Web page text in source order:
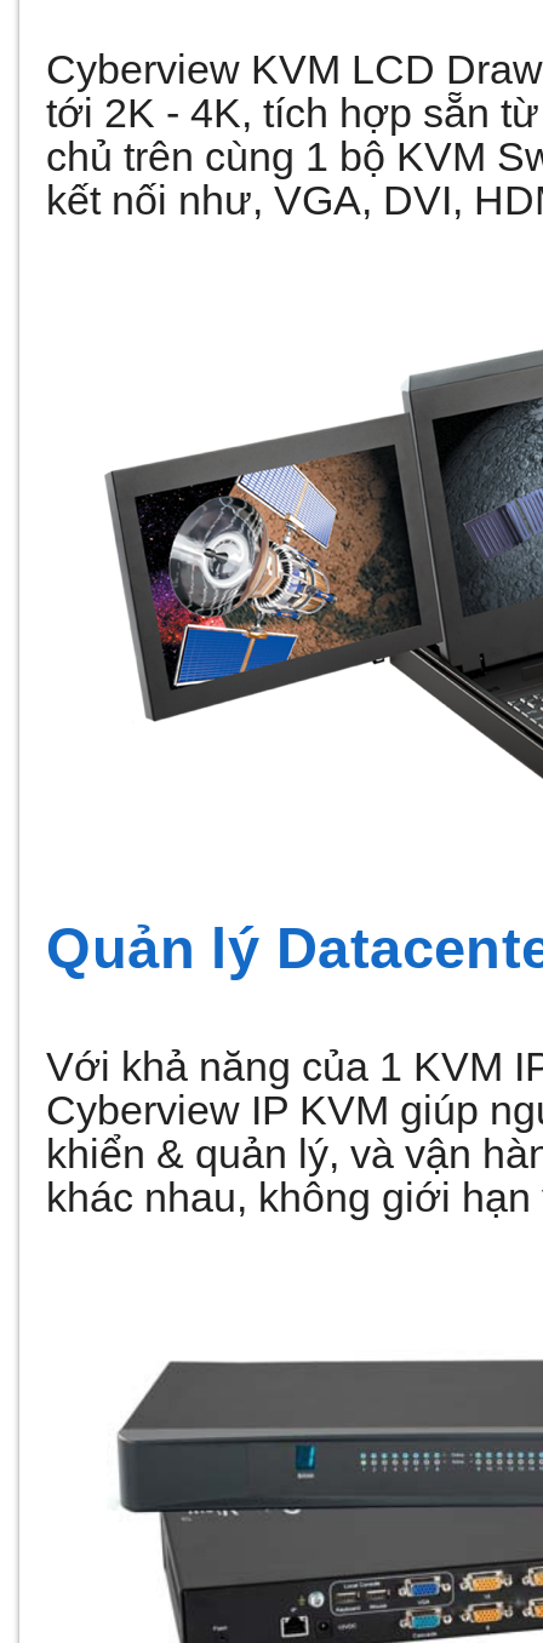
Cyberview KVM LCD
tới 2K - 4K, tích hợp sẵn
chủ trên cùng 1 bộ KVM
kết nối như, VGA, DVI,
Quản lý
Với khả năng của 1 KVM
Cyberview IP KVM giúp
khiển & quản lý, và vận
khác nhau, không giới